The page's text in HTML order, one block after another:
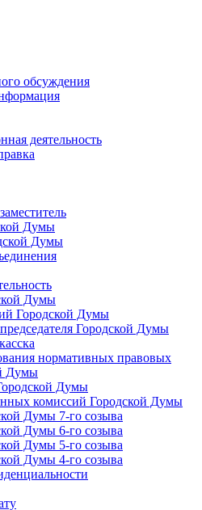
обсуждения
деятельность
Думы
Думы
Думы
Городской Думы
Городской Думы
нормативных правовых
Думы
Думы
комиссий Городской Думы
Думы 7-го созыва
Думы 6-го созыва
Думы 5-го созыва
Думы 4-го созыва